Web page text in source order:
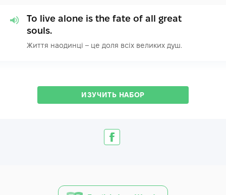
To live alone is the fate of all great
souls.
Життя наодинці – це доля всіх великих душ.
ИЗУЧИТЬ НАБОР